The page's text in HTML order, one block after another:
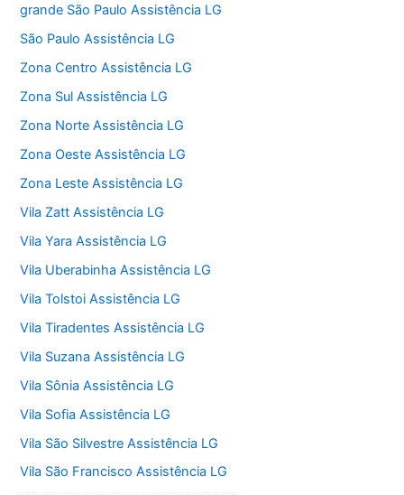
grande São Paulo Assistência LG
São Paulo Assistência LG
Zona Centro Assistência LG
Zona Sul Assistência LG
Zona Norte Assistência LG
Zona Oeste Assistência LG
Zona Leste Assistência LG
Vila Zatt Assistência LG
Vila Yara Assistência LG
Vila Uberabinha Assistência LG
Vila Tolstoi Assistência LG
Vila Tiradentes Assistência LG
Vila Suzana Assistência LG
Vila Sônia Assistência LG
Vila Sofia Assistência LG
Vila São Silvestre Assistência LG
Vila São Francisco Assistência LG